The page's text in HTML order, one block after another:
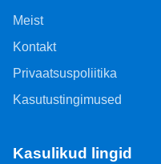
Meist
Kontakt
Privaatsuspoliitika
Kasutustingimused
Kasulikud lingid